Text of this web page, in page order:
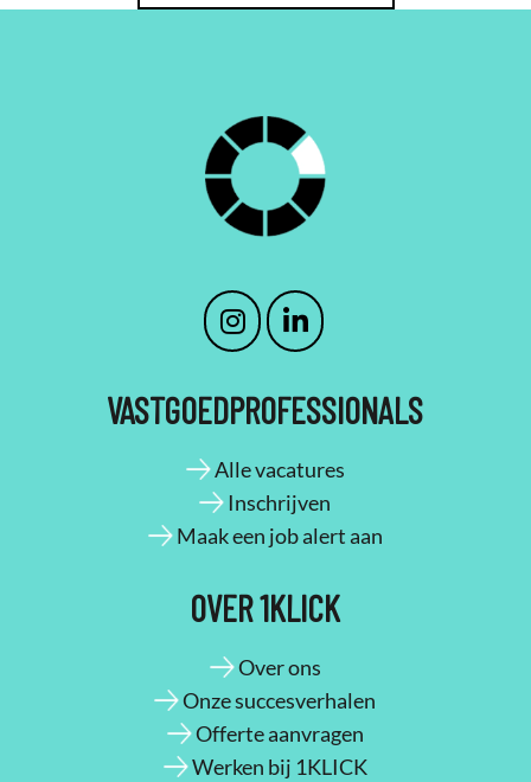
VASTGOEDPROFESSIONALS
Alle vacatures
Inschrijven
Maak een job alert aan
OVER 1KLICK
Over ons
Onze succesverhalen
Offerte aanvragen
Werken bij 1KLICK